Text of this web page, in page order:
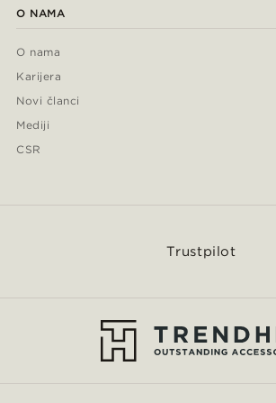
O NAMA
O nama
Karijera
Novi članci
Mediji
CSR
Trustpilot